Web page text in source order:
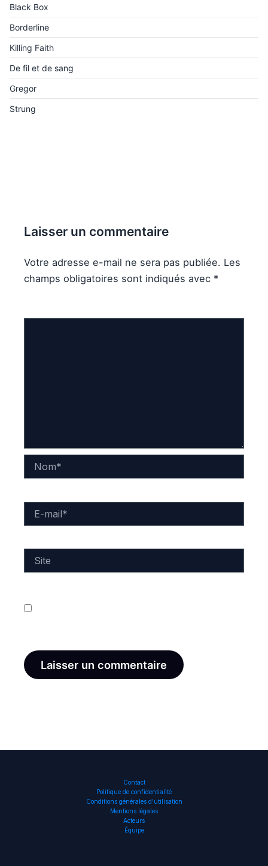
Black Box
Borderline
Killing Faith
De fil et de sang
Gregor
Strung
Laisser un commentaire
Votre adresse e-mail ne sera pas publiée. Les
champs obligatoires sont indiqués avec *
mail*
Contact
Politique de confidentialité
Conditions générales d’utilisation
Mentions légales
Acteurs
Équipe